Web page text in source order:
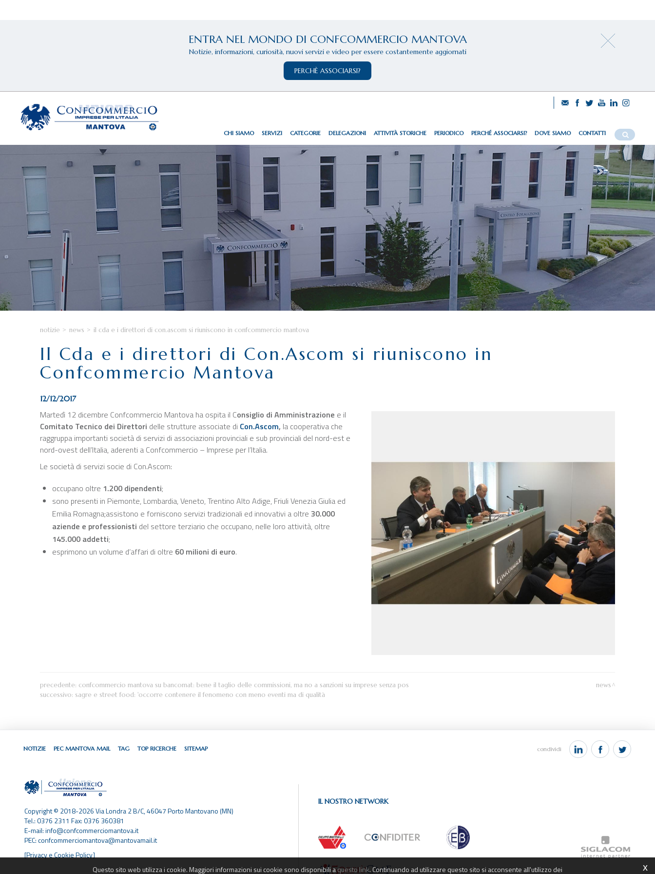
ENTRA NEL MONDO DI CONFCOMMERCIO MANTOVA
Notizie, informazioni, curiosità, nuovi servizi e video per essere costantemente aggiornati
PERCHÈ ASSOCIARSI?
CHI SIAMO SERVIZI CATEGORIE DELEGAZIONI ATTIVITÀ STORICHE PERIODICO PERCHÉ ASSOCIARSI? DOVE SIAMO CONTATTI
notizie > news > il cda e i direttori di con.ascom si riuniscono in confcommercio mantova
Il Cda e i direttori di Con.Ascom si riuniscono in
Confcommercio Mantova
12/12/2017
Martedì 12 dicembre Confcommercio Mantova ha ospita il Consiglio di Amministrazione e il
Comitato Tecnico dei Direttori delle strutture associate di Con.Ascom, la cooperativa che
raggruppa importanti società di servizi di associazioni provinciali e sub provinciali del nord-est e
nord-ovest dell’Italia, aderenti a Confcommercio – Imprese per l’Italia.
Le società di servizi socie di Con.Ascom:
occupano oltre 1.200 dipendenti;
sono presenti in Piemonte, Lombardia, Veneto, Trentino Alto Adige, Friuli Venezia Giulia ed
Emilia Romagna;assistono e forniscono servizi tradizionali ed innovativi a oltre 30.000
aziende e professionisti del settore terziario che occupano, nelle loro attività, oltre
145.000 addetti;
esprimono un volume d’affari di oltre 60 milioni di euro.
precedente: confcommercio mantova su bancomat: bene il taglio delle commissioni, ma no a sanzioni su imprese senza pos
successivo: sagre e street food: 'occorre contenere il fenomeno con meno eventi ma di qualità
news
NOTIZIE PEC MANTOVA MAIL TAG TOP RICERCHE SITEMAP condividi
Copyright © 2018-2026 Via Londra 2 B/C, 46047 Porto Mantovano (MN)
Tel.: 0376 2311 Fax: 0376 360381
E-mail: info@confcommerciomantova.it
PEC: confcommerciomantova@mantovamail.it
[Privacy e Cookie Policy]
x
Questo sito web utilizza i cookie. Maggiori informazioni sui cookie sono disponibili aquesto link. Continuando ad utilizzare questo sito si acconsente all'utilizzo dei
IL NOSTRO NETWORK